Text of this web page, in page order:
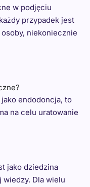
w podjęciu
przypadek jest
niekoniecznie
endodoncja, to
na celu uratowanie
jako dziedzina
wiedzy. Dla wielu